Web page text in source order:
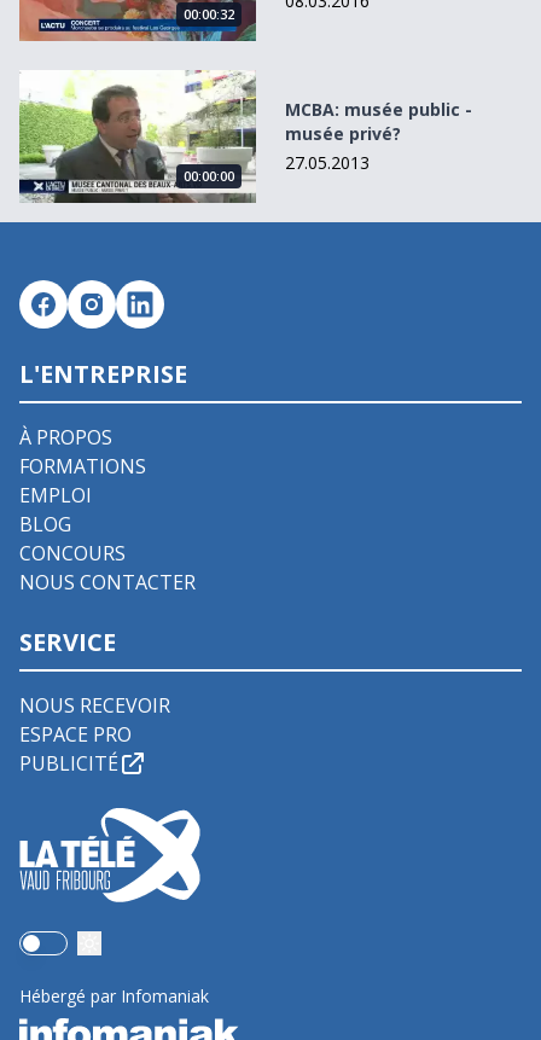
00:00:32
MCBA: musée public - musée privé?
00:00:00
MCBA: musée public -
musée privé?
27.05.2013
L'ENTREPRISE
À PROPOS
FORMATIONS
EMPLOI
BLOG
CONCOURS
NOUS CONTACTER
SERVICE
NOUS RECEVOIR
ESPACE PRO
PUBLICITÉ
Use setting
Hébergé par Infomaniak